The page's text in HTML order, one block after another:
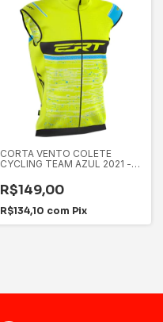
CORTA VENTO COLETE
CYCLING TEAM AZUL 2021 -
R$149,00
R$134,10 com Pix